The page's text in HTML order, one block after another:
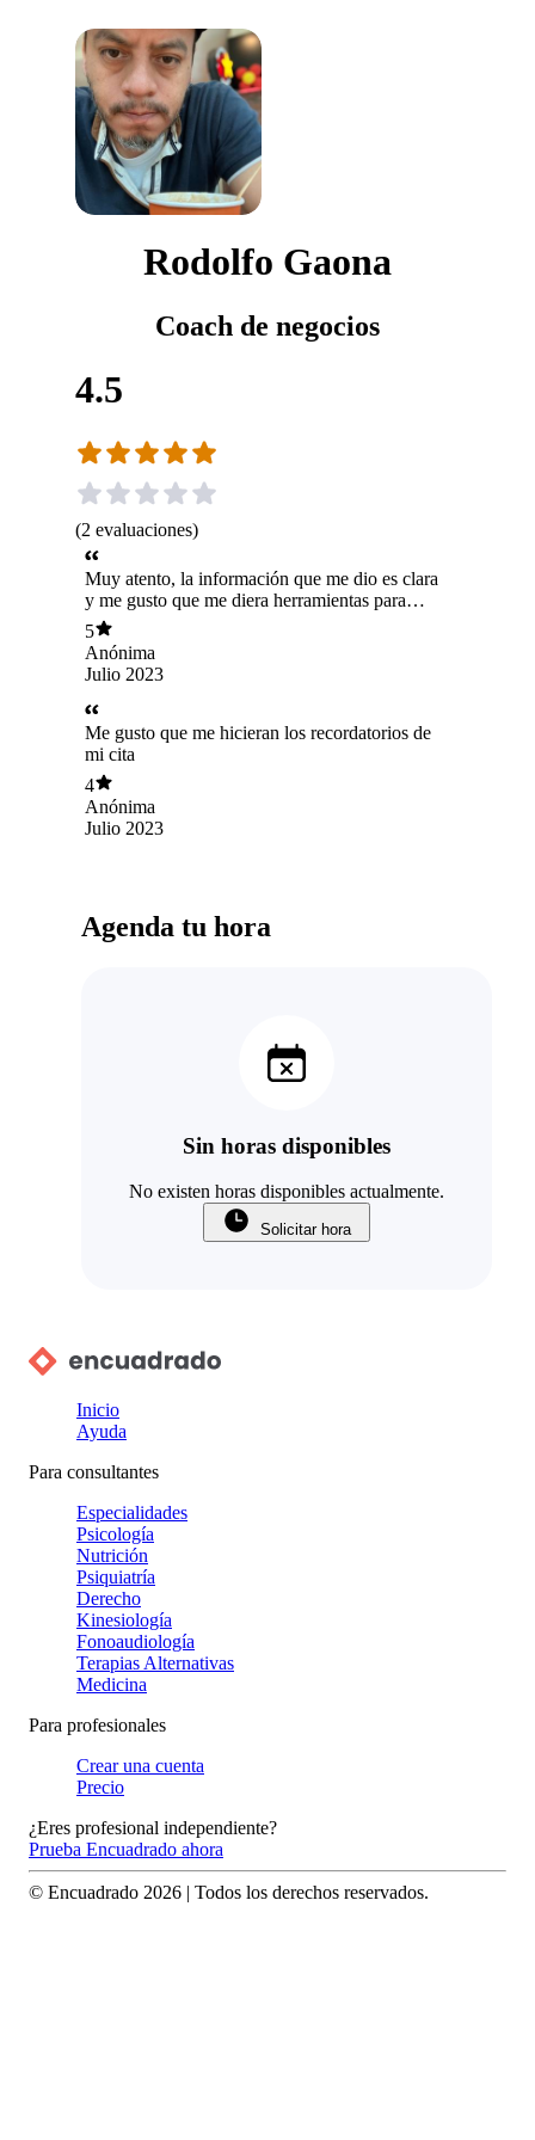
Rodolfo Gaona
Coach de negocios
4.5
(2 evaluaciones)
Muy atento, la información que me dio es clara
y me gusto que me diera herramientas para
generar mi modelo de negocios
5
Anónima
Julio 2023
Me gusto que me hicieran los recordatorios de
mi cita
4
Anónima
Julio 2023
Agenda tu hora
Sin horas disponibles
No existen horas disponibles actualmente.
Solicitar hora
Inicio
Ayuda
Para consultantes
Especialidades
Psicología
Nutrición
Psiquiatría
Derecho
Kinesiología
Fonoaudiología
Terapias Alternativas
Medicina
Para profesionales
Crear una cuenta
Precio
¿Eres profesional independiente?
Prueba Encuadrado ahora
© Encuadrado 2026 | Todos los derechos reservados.